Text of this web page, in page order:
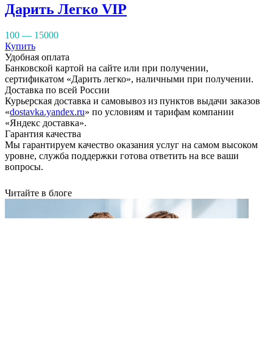
Дарить Легко VIP
100 — 15000
Купить
Удобная оплата
Банковской картой на сайте или при получении,
сертификатом «Дарить легко», наличными при получении.
Доставка по всей России
Курьерская доставка и самовывоз из пунктов выдачи заказов
«dostavka.yandex.ru» по условиям и тарифам компании
«Яндекс доставка».
Гарантия качества
Мы гарантируем качество оказания услуг на самом высоком
уровне, служба поддержки готова ответить на все ваши
вопросы.
Читайте в блоге